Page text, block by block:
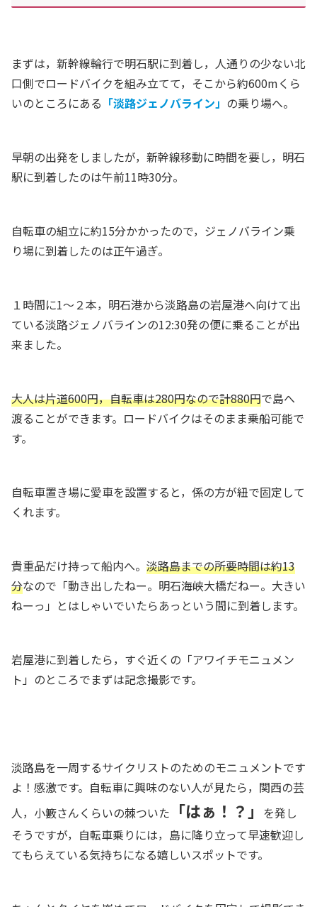
まずは，新幹線輪行で明石駅に到着し，人通りの少ない北
口側でロードバイクを組み立てて，そこから約600mくら
いのところにある 「淡路ジェノバライン」 の乗り場へ。
早朝の出発をしましたが，新幹線移動に時間を要し，明石
駅に到着したのは午前11時30分。
自転車の組立に約15分かかったので，ジェノバライン乗
り場に到着したのは正午過ぎ。
１時間に1〜２本，明石港から淡路島の岩屋港へ向けて出
ている淡路ジェノバラインの12:30発の便に乗ることが出
来ました。
大人は片道600円，自転車は280円なので計880円で島へ
渡ることができます。ロードバイクはそのまま乗船可能で
す。
自転車置き場に愛車を設置すると，係の方が紐で固定して
くれます。
貴重品だけ持って船内へ。 淡路島までの所要時間は約13
分なので「動き出したねー。明石海峡大橋だねー。大きい
ねーっ」とはしゃいでいたらあっという間に到着します。
岩屋港に到着したら，すぐ近くの「アワイチモニュメン
ト」のところでまずは記念撮影です。
淡路島を一周するサイクリストのためのモニュメントです
よ！感激です。自転車に興味のない人が見たら，関西の芸
人，小籔さんくらいの棘ついた
「はぁ！？」
を発し
そうですが，自転車乗りには，島に降り立って早速歓迎し
てもらえている気持ちになる嬉しいスポットです。